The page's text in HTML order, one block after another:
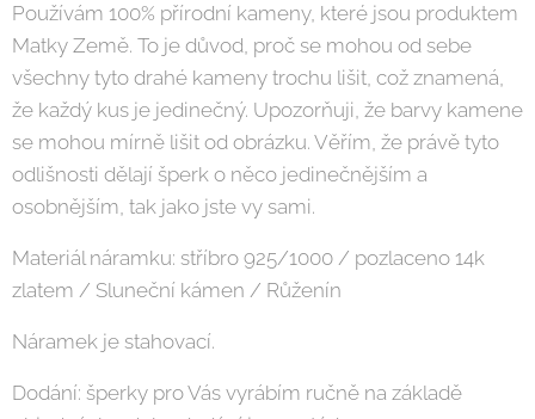
Používám 100% přírodní kameny, které jsou produktem
Matky Země. To je důvod, proč se mohou od sebe
všechny tyto drahé kameny trochu lišit, což znamená,
že každý kus je jedinečný. Upozorňuji, že barvy kamene
se mohou mírně lišit od obrázku. Věřím, že právě tyto
odlišnosti dělají šperk o něco jedinečnějším a
osobnějším, tak jako jste vy sami.
Materiál náramku: stříbro 925/1000 / pozlaceno 14k
zlatem / Sluneční kámen / Růženín
Náramek je stahovací.
Dodání: šperky pro Vás vyrábím ručně na základě